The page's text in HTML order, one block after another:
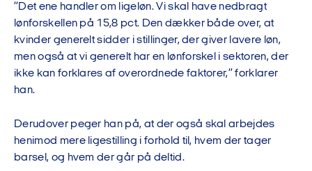
”Det ene handler om ligeløn. Vi skal have nedbragt
lønforskellen på 15,8 pct. Den dækker både over, at
kvinder generelt sidder i stillinger, der giver lavere løn,
men også at vi generelt har en lønforskel i sektoren, der
ikke kan forklares af overordnede faktorer,” forklarer
han.
Derudover peger han på, at der også skal arbejdes
henimod mere ligestilling i forhold til, hvem der tager
barsel, og hvem der går på deltid.